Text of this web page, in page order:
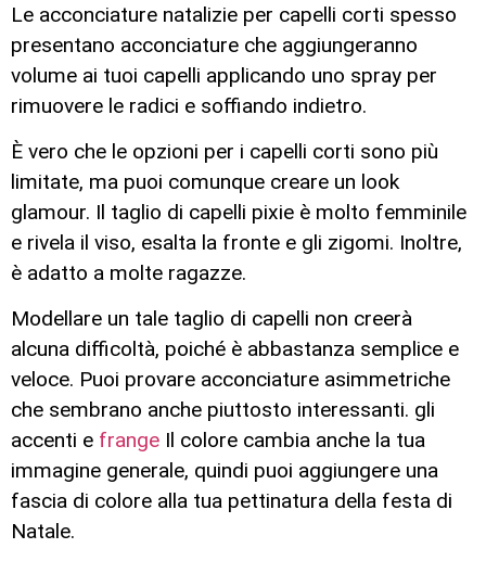
Le acconciature natalizie per capelli corti spesso
presentano acconciature che aggiungeranno
volume ai tuoi capelli applicando uno spray per
rimuovere le radici e soffiando indietro.
È vero che le opzioni per i capelli corti sono più
limitate, ma puoi comunque creare un look
glamour. Il taglio di capelli pixie è molto femminile
e rivela il viso, esalta la fronte e gli zigomi. Inoltre,
è adatto a molte ragazze.
Modellare un tale taglio di capelli non creerà
alcuna difficoltà, poiché è abbastanza semplice e
veloce. Puoi provare acconciature asimmetriche
che sembrano anche piuttosto interessanti. gli
accenti e frange Il colore cambia anche la tua
immagine generale, quindi puoi aggiungere una
fascia di colore alla tua pettinatura della festa di
Natale.